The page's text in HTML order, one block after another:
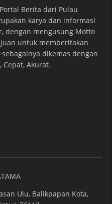
Berita dari Pulau
karya dan informasi
dengan mengusung Motto
untuk memberitakan
dikemas dengan
Akurat.
Ulu, Balikpapan Kota,